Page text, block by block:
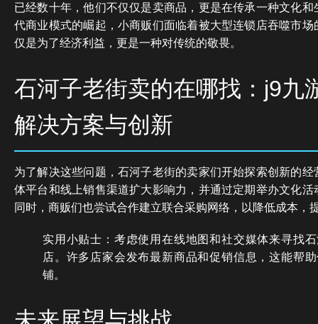
已经数十年，他们不仅仅是卖商品，更是在传承一种文化
代商业模式的崛起，小商贩们面临着被大型连锁店吞噬市
仅是为了经济利益，更是一种对传统的敬畏。
石河子老街卖的在哪找：j9九
解决方案与创新
为了解决这些问题，石河子老街的卖家们开始探索创新的
体平台和线上销售渠道扩大影响力，并通过定期举办文化
同时，商贩们也尝试合作建立联合采购网络，以降低成本，
实用小贴士：考虑使用在线地图和社交媒体来寻找
店。许多店家会发布最新商品和促销信息，这能帮
铺。